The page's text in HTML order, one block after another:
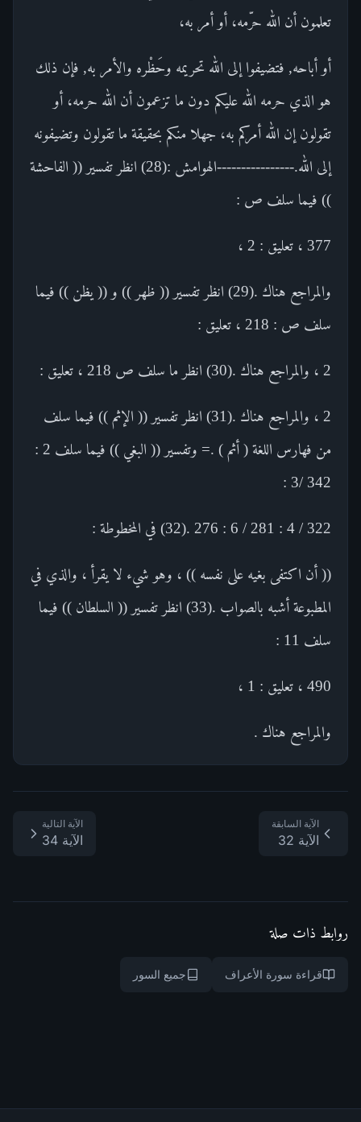
تعلمون أن الله حرّمه، أو أمر به،
أو أباحه, فتضيفوا إلى الله تحريمه وحَظْره والأمر به, فإن ذلك
هو الذي حرمه الله عليكم دون ما تزعمون أن الله حرمه، أو
تقولون إن الله أمركم به، جهلا منكم بحقيقة ما تقولون وتضيفونه
إلى الله.----------------الهوامش :(28) انظر تفسير (( الفاحشة
)) فيما سلف ص :
377 ، تعليق : 2 ،
والمراجع هناك .(29) انظر تفسير (( ظهر )) و (( يظن )) فيما
سلف ص : 218 ، تعليق :
2 ، والمراجع هناك .(30) انظر ما سلف ص 218 ، تعليق :
2 ، والمراجع هناك .(31) انظر تفسير (( الإثم )) فيما سلف
من فهارس اللغة ( أثم ) .= وتفسير (( البغي )) فيما سلف 2 :
342 /3 :
322 / 4 : 281 / 6 : 276 .(32) في المخطوطة :
(( أن اكتفى بغيه على نفسه )) ، وهو شيء لا يقرأ ، والذي في
المطبوعة أشبه بالصواب .(33) انظر تفسير (( السلطان )) فيما
سلف 11 :
490 ، تعليق : 1 ،
والمراجع هناك .
الآية السابقة
الآية 32
الآية التالية
الآية 34
روابط ذات صلة
قراءة سورة الأعراف جميع السور